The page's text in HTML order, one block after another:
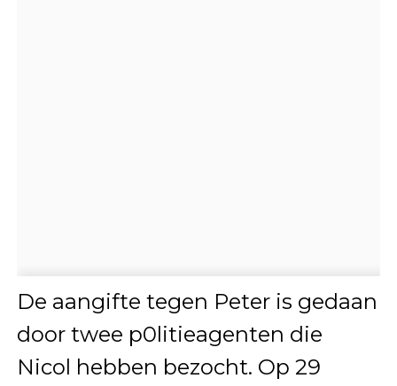
De aangifte tegen Peter is gedaan
door twee p0litieagenten die
Nicol hebben bezocht. Op 29